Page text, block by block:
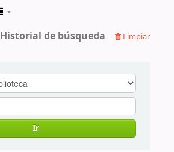
Historial de búsqueda Limpiar
Ir